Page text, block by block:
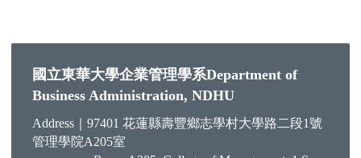
國立東華大學企業管理學系Department of
Business Administration, NDHU
Address｜97401 花蓮縣壽豐鄉志學村大學路二段1號
管理學院A205室